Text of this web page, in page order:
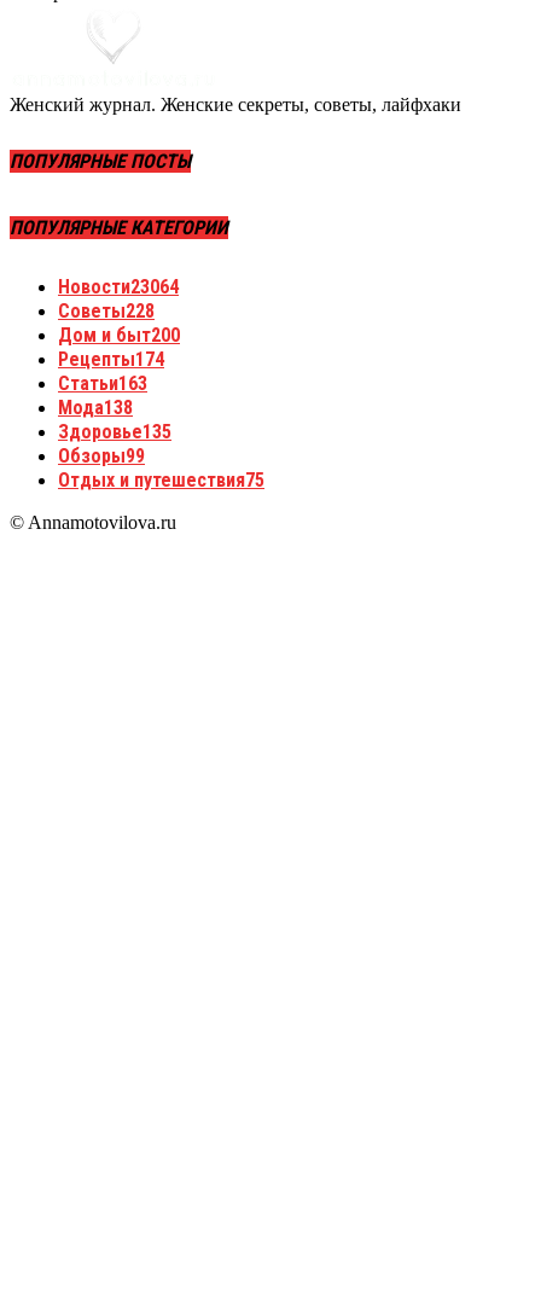
Женский журнал. Женские секреты, советы, лайфхаки
ПОПУЛЯРНЫЕ ПОСТЫ
ПОПУЛЯРНЫЕ КАТЕГОРИИ
Новости23064
Советы228
Дом и быт200
Рецепты174
Статьи163
Мода138
Здоровье135
Обзоры99
Отдых и путешествия75
© Annamotovilova.ru